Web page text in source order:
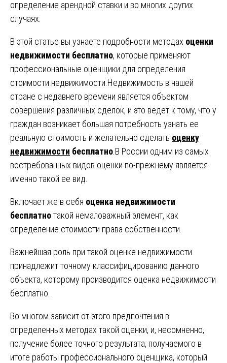
определение арендной ставки и во многих других
случаях.
В этой статье вы узнаете подробности методах оценки
недвижимости бесплатно, которые применяют
профессиональные оценщики для определения
стоимости недвижимости.Недвижимость в нашей
стране с недавнего времени является объектом
совершения различных сделок, и это ведет к тому, что у
граждан возникает большая потребность узнать ее
реальную стоимость и желательно сделать оценку
недвижимости бесплатно .В России одним из самых
востребованных видов оценки по-прежнему является
именно такой ее вид.
Включает же в себя оценка недвижимости
бесплатнотакой немаловажный элемент, как
определение стоимости права собственности.
Важнейшая роль при такой оценке недвижимости
принадлежит точному классифицированию данного
объекта, которому производится оценка недвижимости
бесплатно.
Во многом зависит от этого предпочтения в
определенных методах такой оценки, и, несомненно,
получение более точного результата, получаемого в
итоге работы профессионального оценщика, который